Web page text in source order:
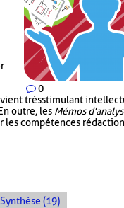
0
très stimulant
outre, les Mémos
les compétences
Synthèse (19)